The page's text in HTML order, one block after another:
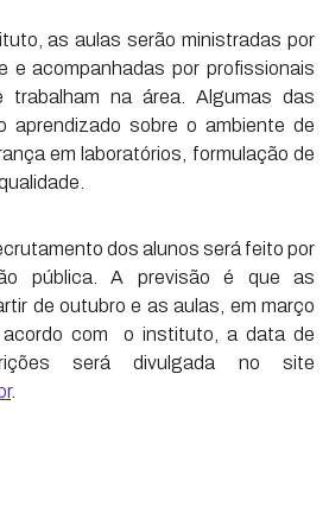
as aulas serão ministradas por
e acompanhadas por profissionais
trabalham na área. Algumas das
aprendizado sobre o ambiente de
em laboratórios, formulação de
dos alunos será feito por
pública. A previsão é que as
de outubro e as aulas, em março
com o instituto, a data de
será divulgada no site
.